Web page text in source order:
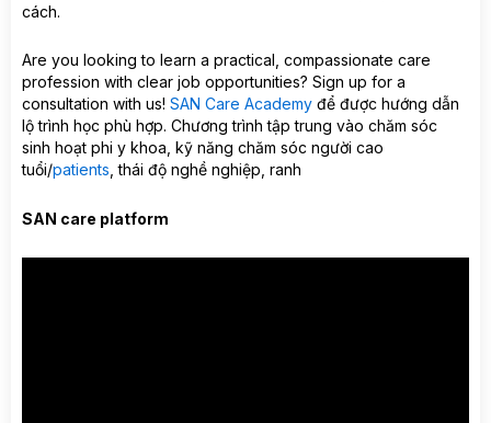
cách.
Are you looking to learn a practical, compassionate care
profession with clear job opportunities? Sign up for a
consultation with us! SAN Care Academy để được hướng dẫn
lộ trình học phù hợp. Chương trình tập trung vào chăm sóc
sinh hoạt phi y khoa, kỹ năng chăm sóc người cao
tuổi/patients , thái độ nghề nghiệp, ranh
SAN care platform